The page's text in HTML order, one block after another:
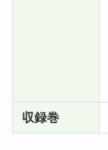
収録巻